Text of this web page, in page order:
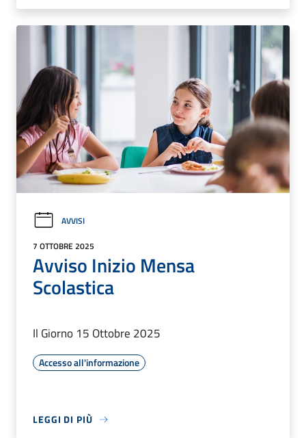
AVVISI
7 OTTOBRE 2025
Avviso Inizio Mensa
Scolastica
Il Giorno 15 Ottobre 2025
Accesso all'informazione
LEGGI DI PIÙ